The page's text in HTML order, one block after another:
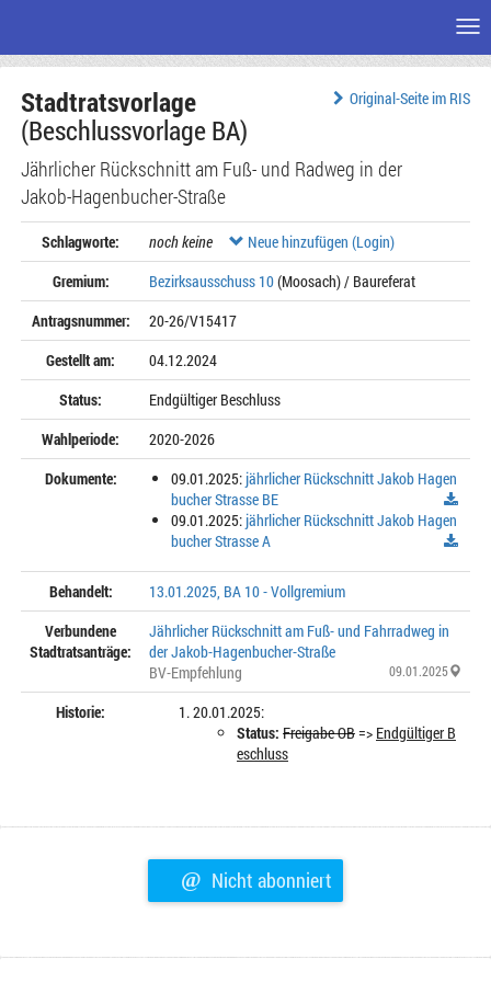
Seiteninhalt
Original-Seite im RIS
Stadtratsvorlage
(Beschlussvorlage BA)
Jährlicher Rückschnitt am Fuß- und Radweg in der
Jakob-Hagenbucher-Straße
Schlagworte: noch keine
Neue hinzufügen (Login)
Gremium:
Bezirksausschuss 10(Moosach) / Baureferat
Antragsnummer:
20-26/V15417
Gestellt am:
04.12.2024
Status:
Endgültiger Beschluss
Wahlperiode:
2020-2026
Dokumente:
09.01.2025: jährlicher Rückschnitt Jakob Hagen
bucher Strasse BE
09.01.2025: jährlicher Rückschnitt Jakob Hagen
bucher Strasse A
Behandelt:
13.01.2025, BA 10 - Vollgremium
Verbundene
Stadtratsanträge:
Jährlicher Rückschnitt am Fuß- und Fahrradweg in
der Jakob-Hagenbucher-Straße
BV-Empfehlung
09.01.2025
Historie:
20.01.2025:
Status: Freigabe OB=> Endgültiger B
eschluss
@ Nicht abonniert